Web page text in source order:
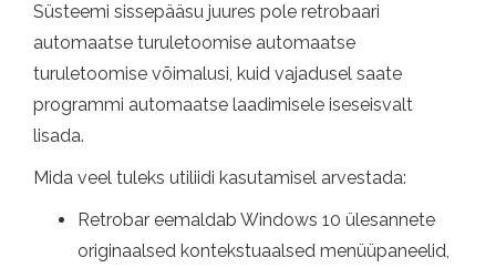
Süsteemi sissepääsu juures pole retrobaari
automaatse turuletoomise automaatse
turuletoomise võimalusi, kuid vajadusel saate
programmi automaatse laadimisele iseseisvalt
lisada.
Mida veel tuleks utiliidi kasutamisel arvestada:
Retrobar eemaldab Windows 10 ülesannete
originaalsed kontekstuaalsed menüüpaneelid,